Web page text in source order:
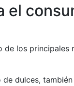
el
de los principales
dulces,